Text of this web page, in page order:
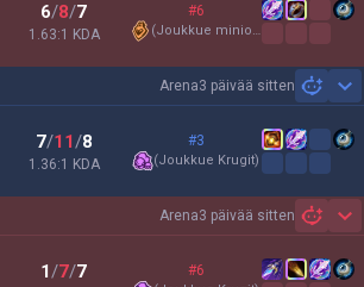
6/8/7
1.63:1 KDA
#6
(Joukkue minionit
Arena3 päivää sitten
7/11/8
1.36:1 KDA
#3
(Joukkue Krugit)
Arena3 päivää sitten
1/7/7 #6